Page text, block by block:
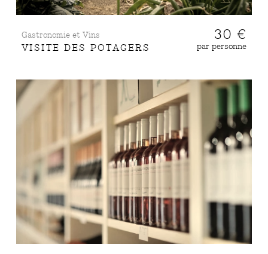
Gastronomie et Vins
VISITE DES POTAGERS
30 €
par personne